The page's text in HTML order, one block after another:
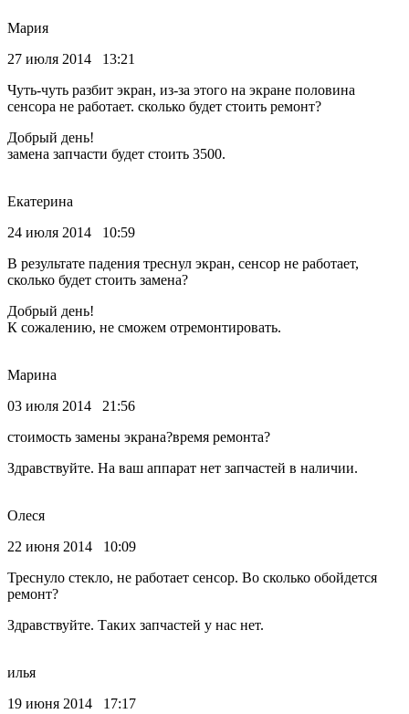
Мария
27 июля 2014 13:21
Чуть-чуть разбит экран, из-за этого на экране половина
сенсора не работает. сколько будет стоить ремонт?
Добрый день!
замена запчасти будет стоить 3500.
Екатерина
24 июля 2014 10:59
В результате падения треснул экран, сенсор не работает,
сколько будет стоить замена?
Добрый день!
К сожалению, не сможем отремонтировать.
Марина
03 июля 2014 21:56
стоимость замены экрана?время ремонта?
Здравствуйте. На ваш аппарат нет запчастей в наличии.
Олеся
22 июня 2014 10:09
Треснуло стекло, не работает сенсор. Во сколько обойдется
ремонт?
Здравствуйте. Таких запчастей у нас нет.
илья
19 июня 2014 17:17